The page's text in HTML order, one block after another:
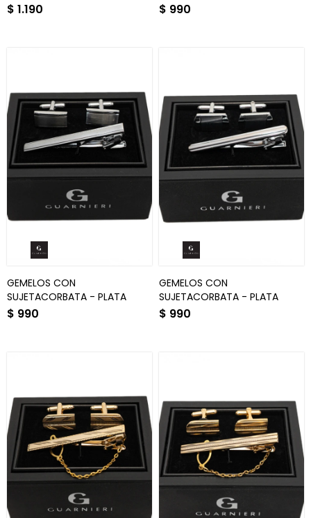
$ 1.190 $ 990
GEMELOS CON
SUJETACORBATA - PLATA
$ 990
GEMELOS CON
SUJETACORBATA - PLATA
$ 990